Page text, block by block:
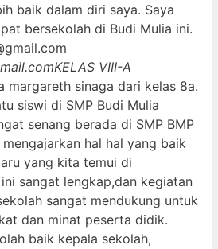
baik dalam diri saya. Saya
bersekolah di Budi Mulia ini.
KELAS VIII-A
margareth sinaga dari kelas 8a.
siswi di SMP Budi Mulia
senang berada di SMP BMP
hal hal yang baik
yang kita temui di
sangat lengkap,dan kegiatan
sangat mendukung untuk
dan minat peserta didik.
baik kepala sekolah,